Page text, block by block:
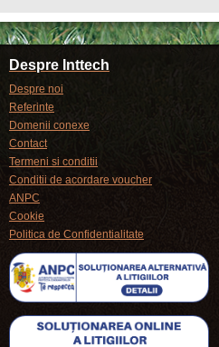
Despre Inttech
Despre noi
Referinte
Domenii conexe
Contact
Termeni si conditii
Conditii de acordare voucher
ANPC
Cookie
Politica de Confidentialitate